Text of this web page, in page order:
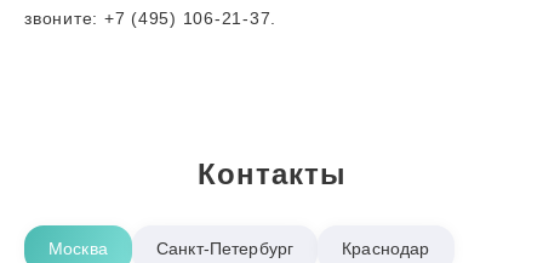
звоните: +7 (495) 106-21-37.
Контакты
Москва Санкт-Петербург Краснодар